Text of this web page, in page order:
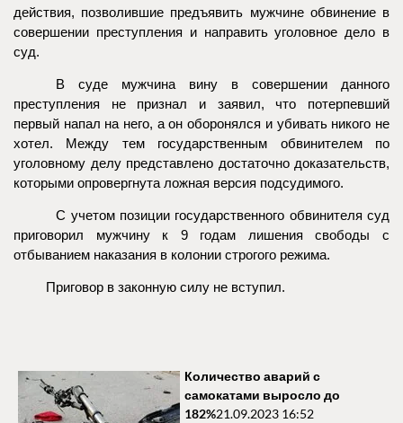
действия, позволившие предъявить мужчине обвинение в
совершении преступления и направить уголовное дело в
суд.
В суде мужчина вину в совершении данного
преступления не признал и заявил, что потерпевший
первый напал на него, а он оборонялся и убивать никого не
хотел. Между тем государственным обвинителем по
уголовному делу представлено достаточно доказательств,
которыми опровергнута ложная версия подсудимого.
С учетом позиции государственного обвинителя суд
приговорил мужчину к 9 годам лишения свободы с
отбыванием наказания в колонии строгого режима.
Приговор в законную силу не вступил.
Количество аварий с
самокатами выросло до
182%21.09.2023 16:52